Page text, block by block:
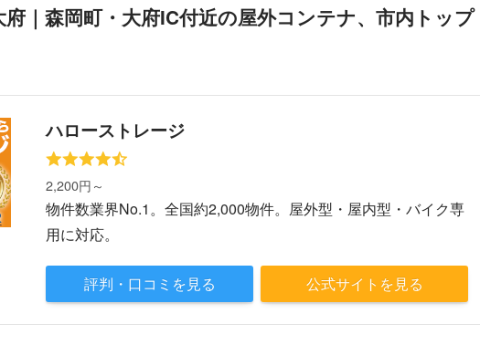
｜森岡町・大府IC付近の屋外コンテナ、市内トップ
ハローストレージ
2,200円～
物件数業界No.1。全国約2,000物件。屋外型・屋内型・バイク専
用に対応。
評判・口コミを見る 公式サイトを見る